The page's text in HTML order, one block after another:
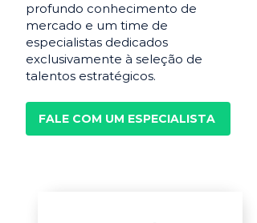
profundo conhecimento de
mercado e um time de
especialistas dedicados
exclusivamente à seleção de
talentos estratégicos.
FALE COM UM ESPECIALISTA